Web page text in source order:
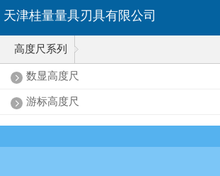
天津桂量量具刃具有限公司
高度尺系列
数显高度尺
游标高度尺